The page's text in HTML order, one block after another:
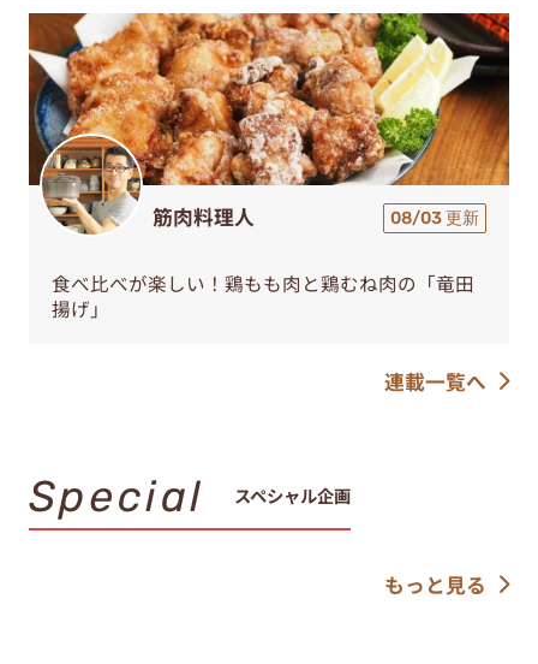
筋肉料理人 08/03 更新
食べ比べが楽しい！鶏もも肉と鶏むね肉の「竜田
揚げ」
連載一覧へ
Special スペシャル企画
もっと見る